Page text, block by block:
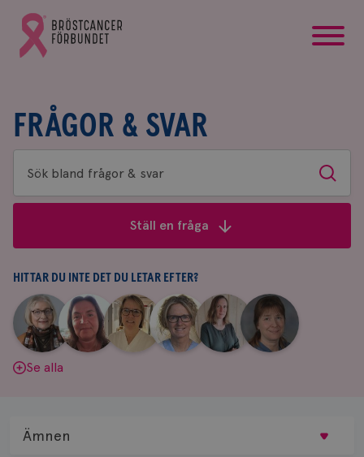
Gå
till
Bröstcancerförbundets
FRÅGOR & SVAR
Sök
bland
&
svar
Sök
Ställ en fråga
HITTAR DU INTE DET DU LETAR EFTER?
Aina
Johnsson
|
Anne
Andersson
Fredrika
Killander
|
Jeanette
Bäcklund
|
Maria
Edegran
|
Yvette
Andersson
Se alla
Ämnen